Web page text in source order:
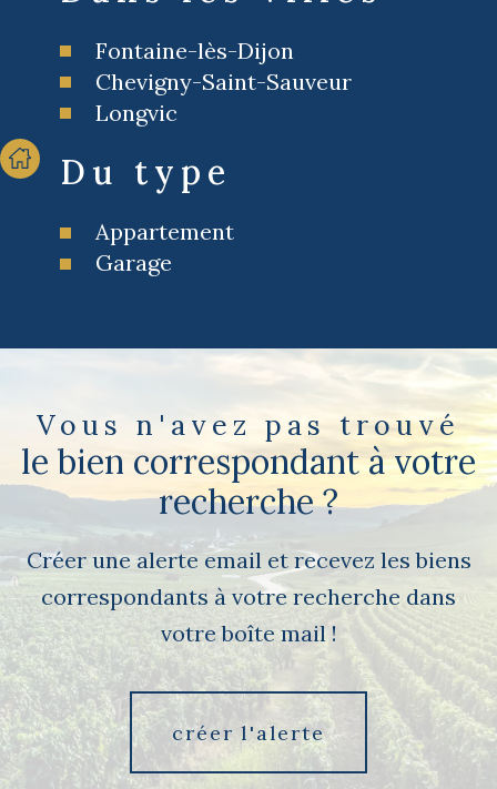
Fontaine-lès-Dijon
Chevigny-Saint-Sauveur
Longvic
Du type
Appartement
Garage
Vous n'avez pas trouvé
le bien correspondant à votre
recherche ?
Créer une alerte email et recevez les biens
correspondants à votre recherche dans
votre boîte mail !
créer l'alerte